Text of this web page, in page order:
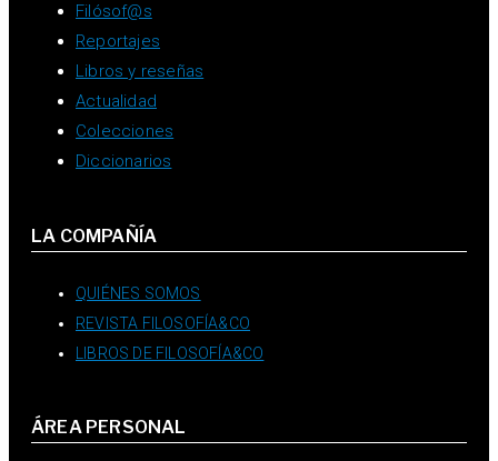
Filósof@s
Reportajes
Libros y reseñas
Actualidad
Colecciones
Diccionarios
LA COMPAÑÍA
QUIÉNES SOMOS
REVISTA FILOSOFÍA&CO
LIBROS DE FILOSOFÍA&CO
ÁREA PERSONAL